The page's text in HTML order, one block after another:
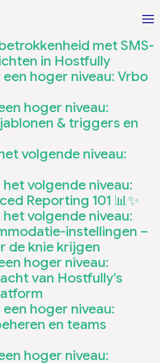
met SMS-
in Hostfully
hoger niveau: Vrbo
hoger niveau:
& triggers en
volgende niveau:
volgende niveau:
Reporting 101 📊✨
volgende niveau:
instellingen –
de knie krijgen
hoger niveau:
van Hostfully’s
hoger niveau:
en teams
hoger niveau: